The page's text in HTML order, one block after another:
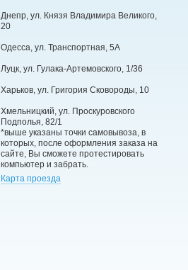
Днепр, ул. Князя Владимира Великого,
20
Одесса, ул. Транспортная, 5А
Луцк, ул. Гулака-Артемовского, 1/36
Харьков, ул. Григория Сковороды, 10
Хмельницкий, ул. Проскуровского
Подполья, 82/1
*выше указаны точки самовывоза, в
которых, после оформления заказа на
сайте, Вы сможете протестировать
компьютер и забрать.
Карта проезда